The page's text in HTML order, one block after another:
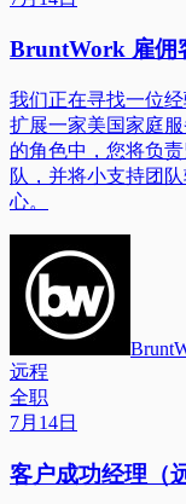
BruntWork 雇佣
我们正在寻找一位
扩展一家美国家庭
的角色中，您将负
队，并将小支持团
心。
远程
全职
7月14日
客户成功经理（